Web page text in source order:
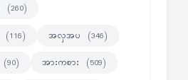
(260)
(116) အလှအပ (346)
(90) အားကစား (509)